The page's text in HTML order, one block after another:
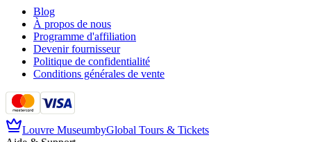
Blog
À propos de nous
Programme d'affiliation
Devenir fournisseur
Politique de confidentialité
Conditions générales de vente
Louvre MuseumbyGlobal Tours & Tickets